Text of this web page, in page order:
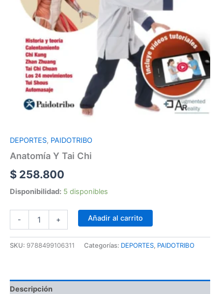
DEPORTES, PAIDOTRIBO
Anatomía Y Tai Chi
$ 258.800
Disponibilidad: 5 disponibles
- + Añadir al carrito
SKU: 9788499106311 Categorías: DEPORTES, PAIDOTRIBO
Descripción